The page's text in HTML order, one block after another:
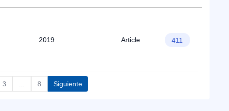
2019 Article 411
3 8 Siguiente